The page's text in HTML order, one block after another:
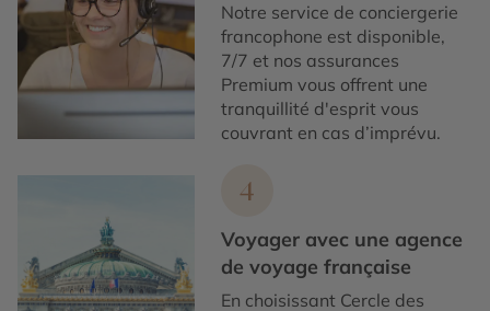
Notre service de conciergerie
francophone est disponible,
7/7 et nos assurances
Premium vous offrent une
tranquillité d'esprit vous
couvrant en cas d’imprévu.
4
Voyager avec une agence
de voyage française
En choisissant Cercle des